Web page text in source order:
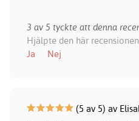
3 av 5 tyckte att denna
Hjälpte den här
Ja
Nej
(5 av 5) av